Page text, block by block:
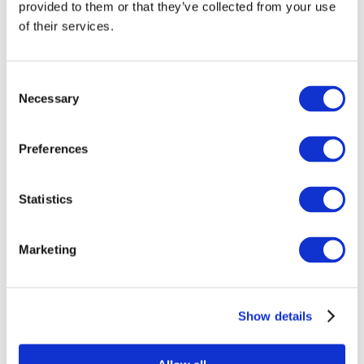
provided to them or that they’ve collected from your use
of their services.
Selection
Necessary
Preferences
Statistics
Marketing
Show details
Все
мероприятия